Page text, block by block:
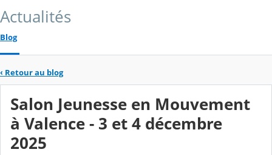
Actualités
Blog
‹ Retour au blog
Salon Jeunesse en Mouvement
à Valence - 3 et 4 décembre
2025